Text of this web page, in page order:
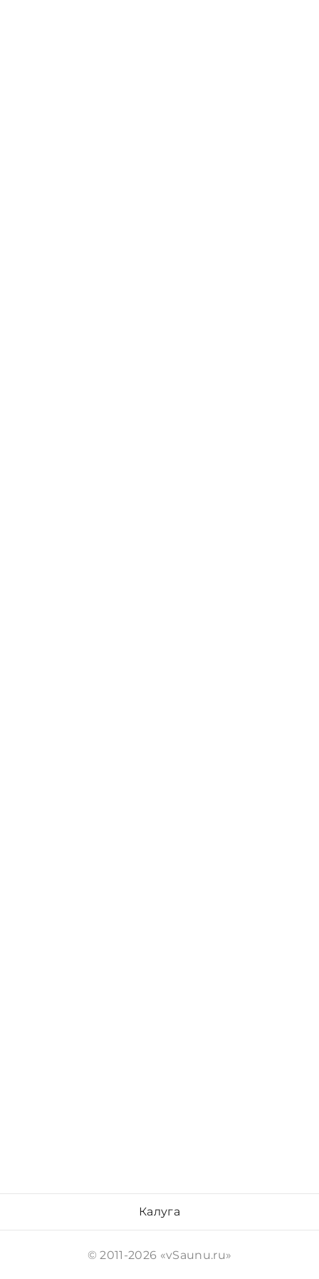
Калуга
© 2011-2026 «vSaunu.ru»